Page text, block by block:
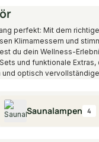
perfekt: Mit dem
Klimamessern und
du dein Wellness-
und funktionale Extras,
und optisch
Saunalampen 4